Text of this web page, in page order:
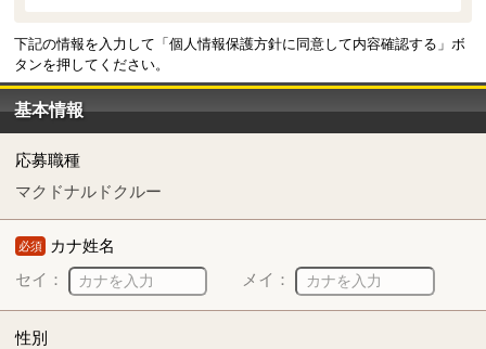
下記の情報を入力して「個人情報保護方針に同意して内容確認する」ボ
タンを押してください。
基本情報
応募職種
マクドナルドクルー
必須 カナ姓名
セイ：
メイ：
性別